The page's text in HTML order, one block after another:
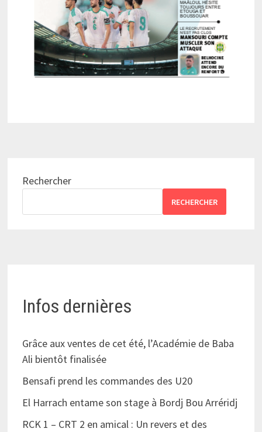
Rechercher
RECHERCHER
Infos dernières
Grâce aux ventes de cet été, l’Académie de Baba
Ali bientôt finalisée
Bensafi prend les commandes des U20
El Harrach entame son stage à Bordj Bou Arréridj
RCK 1 – CRT 2 en amical : Un revers et des